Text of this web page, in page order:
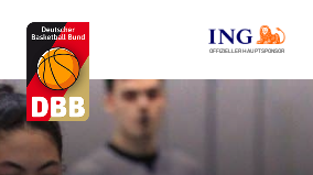
OFFIZIELLER HAUPTSPONSOR